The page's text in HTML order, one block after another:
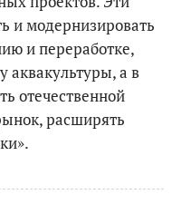
и модернизировать
и переработке,
аквакультуры, а в
отечественной
расширять
.